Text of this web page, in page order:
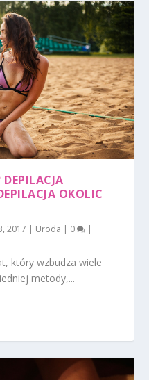
OKOLIC
2017 | Uroda | 0 |
który wzbudza wiele
metody,...